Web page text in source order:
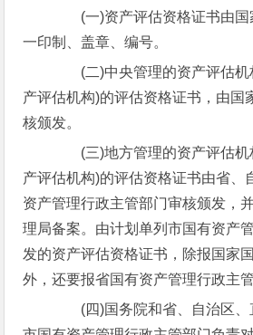
(一)资产评估资格证书由国
一印制、盖章、编号。
(二)中央管理的资产评估机
产评估机构)的评估资格证书，由国
核颁发。
(三)地方管理的资产评估机
产评估机构)的评估资格证书由省、
资产管理行政主管部门审核颁发，
理局备案。由计划单列市国有资产
发的资产评估资格证书，除报国家
外，还要报省国有资产管理行政主
(四)国务院和省、自治区、